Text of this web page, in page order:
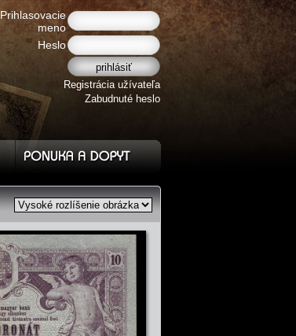
Prihlasovacie
meno
Heslo
Registrácia užívateľa
Zabudnuté heslo